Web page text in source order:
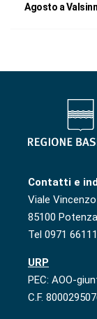
Agosto a
Contatti e
Viale
85100
Tel 0971
URP
PEC: AOO-
C.F.